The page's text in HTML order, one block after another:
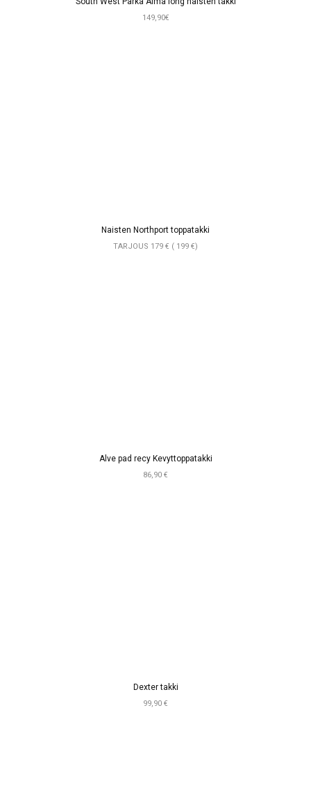
149,90€
Naisten Northport toppatakki
TARJOUS 179 € ( 199 €)
Alve pad recy Kevyttoppatakki
86,90 €
Dexter takki
99,90 €